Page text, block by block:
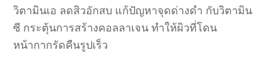
วิตามินเอ ลดสิวอักสบ แก้ปัญหาจุดด่างดำ กับวิตามิน
ซี กระตุ้นการสร้างคอลลาเจน ทำให้ผิวที่โดน
หน้ากากรัดคืนรูปเร็ว